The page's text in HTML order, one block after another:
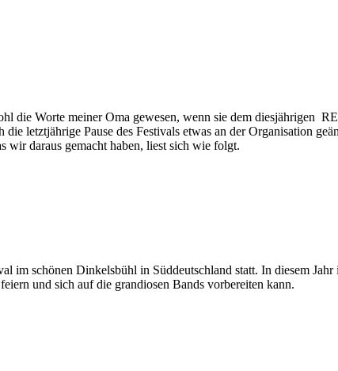
die Worte meiner Oma gewesen, wenn sie dem diesjährigen
letztjährige Pause des Festivals etwas an der Organisation
wir daraus gemacht haben, liest sich wie folgt.
im schönen Dinkelsbühl in Süddeutschland statt. In diesem Jahr
und sich auf die grandiosen Bands vorbereiten kann.